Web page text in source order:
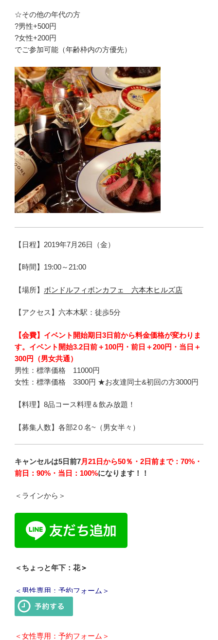
☆その他の年代の方
?男性+500円
?女性+200円
でご参加可能（年齢枠内の方優先）
【日程】2019年7月26日（金）
【時間】19:00～21:00
【場所】 ボンドルフィボンカフェ 六本木ヒルズ店
【アクセス】六本木駅：徒歩5分
【会費】 イベント開始期日3日前から料金価格が変わりま
す。イベント開始3.2日前＋100円 ・前日＋200円 ・当日＋
300円（男女共通）
男性：標準価格 11000円
女性：標準価格 3300円 ★お友達同士&初回の方3000円
【料理】8品コース料理＆飲み放題！
【募集人数】各部2０名~（男女半々）
キャンセルは5日前7月21日から50％・2日前まで：70%・
前日：90%・当日：100%になります！！
＜ラインから＞
＜ちょっと年下：花＞
＜男性専用：予約フォーム＞
＜女性専用：予約フォーム＞